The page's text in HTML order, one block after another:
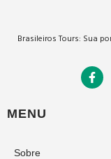
Brasileiros Tours: Sua
MENU
Sobre